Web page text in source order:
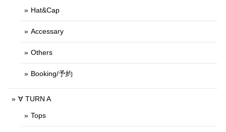
Hat&Cap
Accessary
Others
Booking/予約
∀ TURN A
Tops